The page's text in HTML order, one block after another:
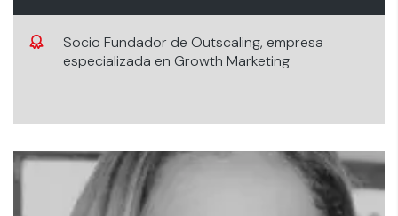
Socio Fundador de Outscaling, empresa
especializada en Growth Marketing